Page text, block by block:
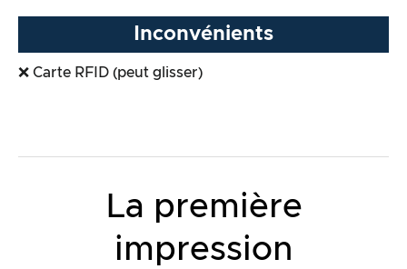
Inconvénients
❌ Carte RFID (peut glisser)
La première
impression